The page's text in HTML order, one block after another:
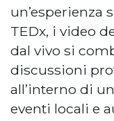
un’esperienza
TEDx, i video
dal vivo si
discussioni
all’interno di
eventi locali e